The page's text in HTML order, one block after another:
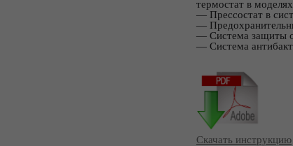
термостат в
― Прессостат в
―
― Система защиты
― Система
Скачать инструкцию